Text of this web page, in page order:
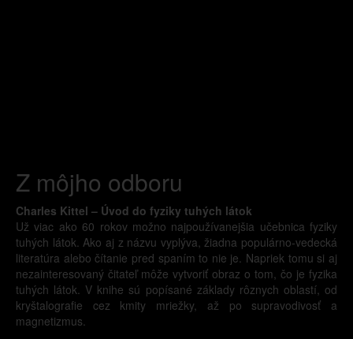
Z môjho odboru
Charles Kittel – Úvod do fyziky tuhých látok
Už viac ako 60 rokov možno najpoužívanejšia učebnica fyziky
tuhých látok. Ako aj z názvu vyplýva, žiadna populárno-vedecká
literatúra alebo čítanie pred spaním to nie je. Napriek tomu si aj
nezainteresovaný čitateľ môže vytvoriť obraz o tom, čo je fyzika
tuhých látok. V knihe sú popísané základy rôznych oblastí, od
kryštalografie cez kmity mriežky, až po supravodivosť a
magnetizmus.